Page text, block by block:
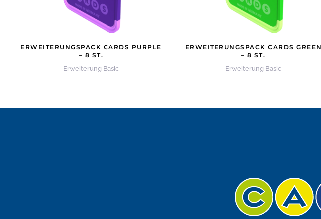
ERWEITERUNGSPACK CARDS PURPLE
– 8 ST.
Erweiterung Basic
ERWEITERUNGSPACK CARDS GREEN
– 8 ST.
Erweiterung Basic